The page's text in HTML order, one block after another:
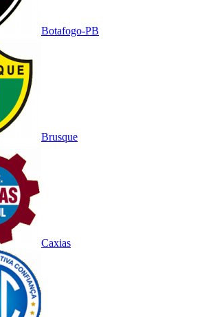
Botafogo-PB
Brusque
Caxias